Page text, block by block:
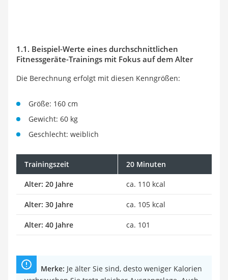
1.1. Beispiel-Werte eines durchschnittlichen
Fitnessgeräte-Trainings mit Fokus auf dem Alter
Die Berechnung erfolgt mit diesen Kenngrößen:
Größe: 160 cm
Gewicht: 60 kg
Geschlecht: weiblich
Trainingszeit 20 Minuten
Alter: 20 Jahre ca. 110 kcal
Alter: 30 Jahre ca. 105 kcal
Alter: 40 Jahre ca. 101
Merke: Je älter Sie sind, desto weniger Kalorien